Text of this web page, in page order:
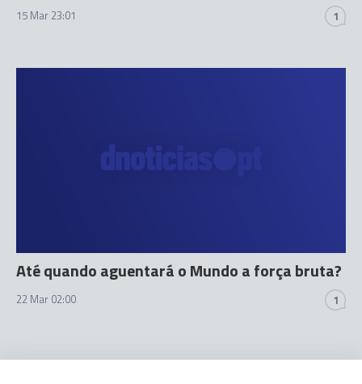
15 Mar 23:01 1
Até quando aguentará o Mundo a força bruta?
22 Mar 02:00 1